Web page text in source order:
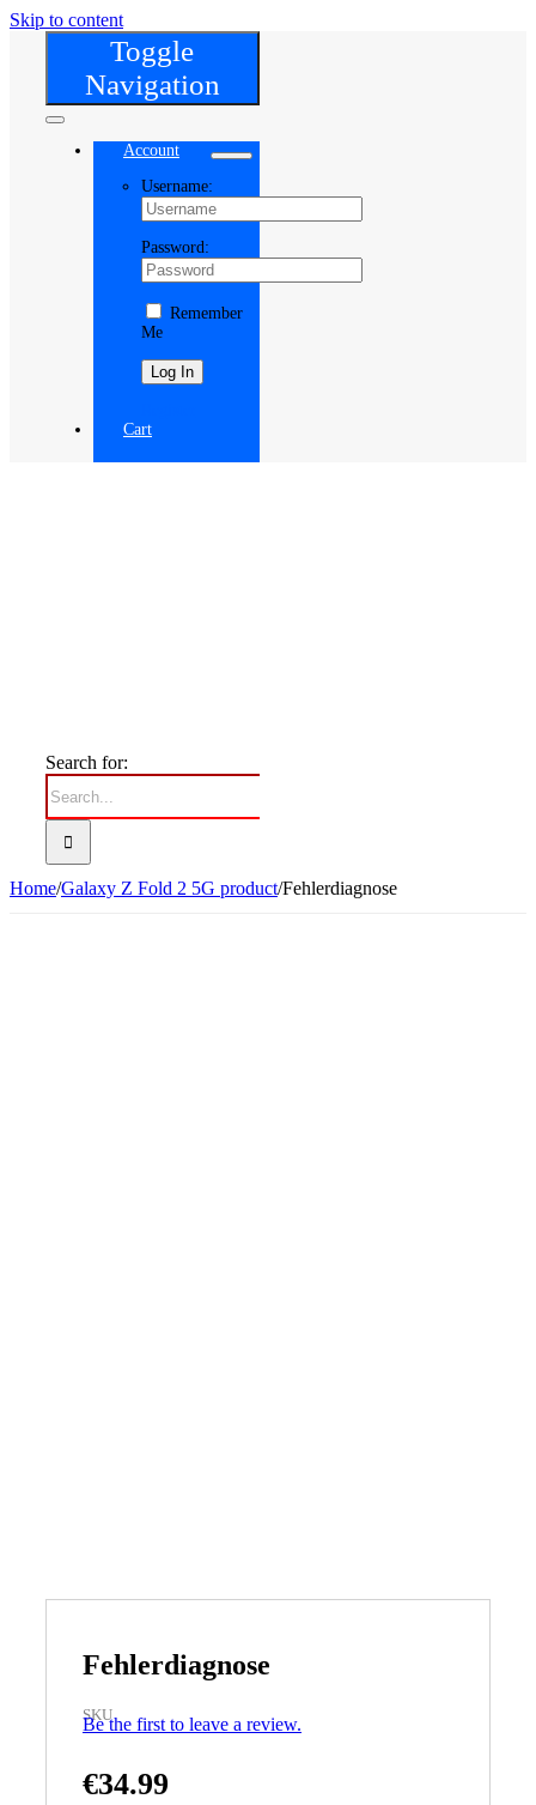
Skip to content
Toggle
Navigation
Account
Username:
Password:
Remember
Me
Cart
Search for:
Home/Galaxy Z Fold 2 5G product/Fehlerdiagnose
Fehlerdiagnose
SKU
Be the first to leave a review.
€34.99